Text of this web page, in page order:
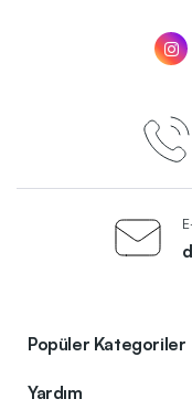
Popüler Kategoriler
Yardım